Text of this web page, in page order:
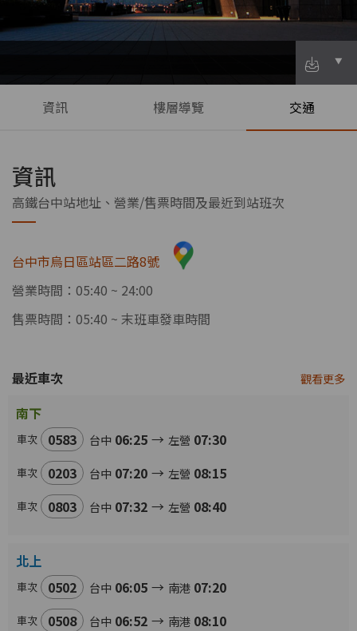
資訊 樓層導覽 交通
資訊
高鐵台中站地址、營業/售票時間及最近到站班次
台中市烏日區站區二路8號
營業時間：05:40 ~ 24:00
售票時間：05:40 ~ 末班車發車時間
最近車次 觀看更多
南下
車次 0583 台中 06:25 → 左營 07:30
車次 0203 台中 07:20 → 左營 08:15
車次 0803 台中 07:32 → 左營 08:40
北上
車次 0502 台中 06:05 → 南港 07:20
車次 0508 台中 06:52 → 南港 08:10